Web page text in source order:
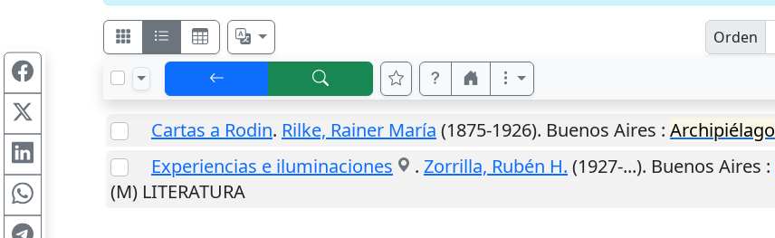
Orden
Cartas a Rodin. Rilke, Rainer María (1875-1926). Buenos Aires : Archipiélago
Experiencias e iluminaciones
. Zorrilla, Rubén H. (1927-...). Buenos Aires :
(M) LITERATURA